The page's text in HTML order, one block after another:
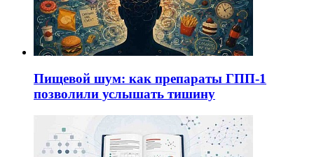
Пищевой шум: как препараты ГПП-1
позволили услышать тишину